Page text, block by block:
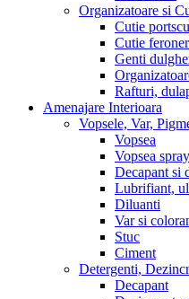
Organizatoare si
Cutie
Cutie
Genti
Rafturi,
Amenajare Interioara
Vopsele, Var,
Vopsea
Vopsea spray
Decapant si
Lubrifiant,
Diluanti
Var si
Stuc
Ciment
Detergenti,
Decapant